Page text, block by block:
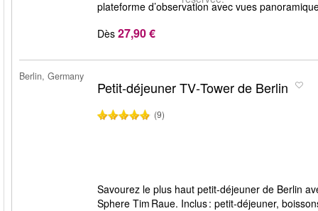
plateforme d’observation avec vues
Dès 27,90 €
Berlin, Germany
Petit-déjeuner TV‑Tower de Berlin
(9)
Savourez le plus haut petit-déjeuner de Berlin
Sphere Tim Raue. Inclus : petit‑déjeuner,